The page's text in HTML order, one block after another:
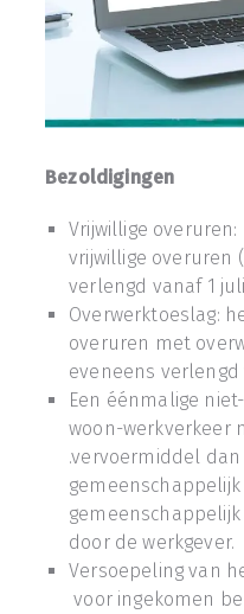
Bezoldigingen
Vrijwillige
vrijwillige overuren
verlengd vanaf 1 juli
Overwerktoeslag:
overuren met
eveneens verlengd
Een éénmalige
woon-werkverkeer
.vervoermiddel
door de werkgever.
Versoepeling van
voor ingekomen